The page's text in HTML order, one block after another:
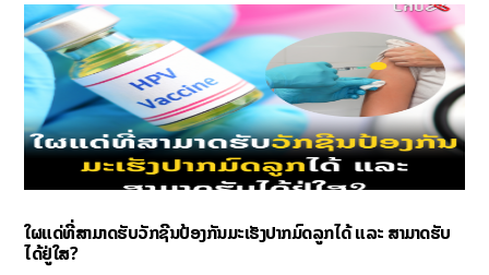
ໃຜແດ່ທີ່ສາມາດຮັບວັກຊີນປ້ອງກັນມະເຮັງປາກມົດລູກໄດ້ ແລະ ສາມາດຮັບ
ໄດ້ຢູ່ໃສ?